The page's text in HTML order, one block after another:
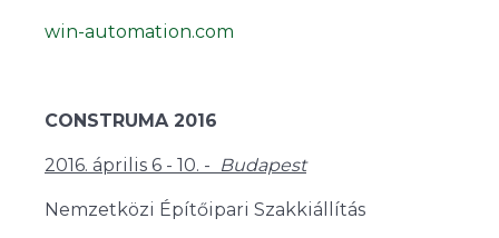
win-automation.com
CONSTRUMA 2016
2016. április 6 - 10. - Budapest
Nemzetközi Építőipari Szakkiállítás